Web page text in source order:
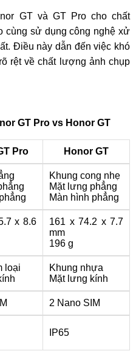
GT và GT Pro cho chất
cùng sử dụng công nghệ xử
Điều này dẫn đến việc khó
rệt về chất lượng ảnh chụp
GT Pro vs Honor GT
Pro Honor GT
Khung cong nhẹ
Mặt lưng phẳng
Màn hình phẳng
x 8.6
161 x 74.2 x 7.7
mm
196 g
loại
Khung nhựa
Mặt lưng kính
2 Nano SIM
IP65